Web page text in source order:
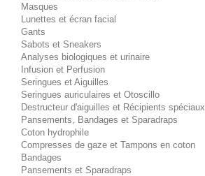
Masques
Lunettes et écran facial
Gants
Sabots et Sneakers
Analyses biologiques et urinaire
Infusion et Perfusion
Seringues et Aiguilles
Seringues auriculaires et Otoscillo
Destructeur d'aiguilles et Récipients spéciaux
Pansements, Bandages et Sparadraps
Coton hydrophile
Compresses de gaze et Tampons en coton
Bandages
Pansements et Sparadraps